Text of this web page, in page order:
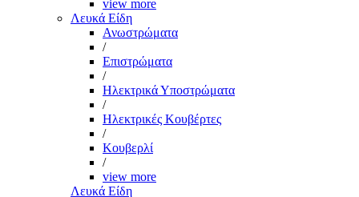
view more
Λευκά Είδη
Ανωστρώματα
/
Επιστρώματα
/
Ηλεκτρικά Υποστρώματα
/
Ηλεκτρικές Κουβέρτες
/
Κουβερλί
/
view more
Λευκά Είδη